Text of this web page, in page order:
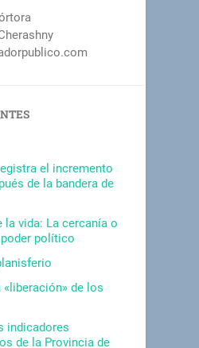
el incremento
de la bandera de
la vida: La cercanía o
político
«liberación» de los
indicadores
de la Provincia de